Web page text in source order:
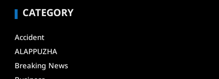
CATEGORY
Accident
ALAPPUZHA
Breaking News